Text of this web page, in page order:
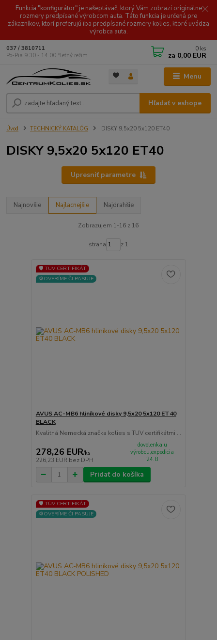
Funkcia "konfigurátor" je našeptávač, ktorý Vám zobrazí originálne
rozmery predpísané výrobcom auta. Táto funkcia je určená pre
zákazníkov, ktorí preferujú iba predpísané rozmery kolies, ktoré uvádza
výrobca auta.
Menu
Hľadať v eshope
037 / 3810711
Po-Pia 9.30 - 14.00 *letný režim
0 ks
za 0,00 EUR
Úvod TECHNICKÝ KATALÓG DISKY 9,5x20 5x120 ET40
DISKY 9,5x20 5x120 ET40
Upresniť parametre
Najnovšie Najlacnejšie Najdrahšie
Zobrazujem 1-16 z 16
strana z 1
🛡️ TÜV CERTIFIKÁT
⚙️OVERÍME ČI PASUJE
AVUS AC-MB6 hliníkové disky 9,5x20 5x120 ET40
BLACK
Kvalitná Nemecká značka kolies s TUV certifikátmi ...
278,26 EUR/ks
226,23 EUR bez DPH
dovolenka u
výrobcu,expedicia
24.8
Pridať do košíka
🛡️ TÜV CERTIFIKÁT
⚙️OVERÍME ČI PASUJE